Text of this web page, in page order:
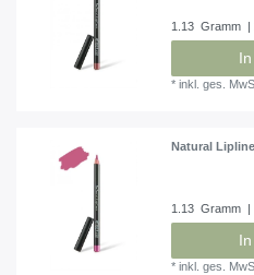
1.13 Gramm
*inkl. ges.
Natural
1.13 Gramm
*inkl. ges.